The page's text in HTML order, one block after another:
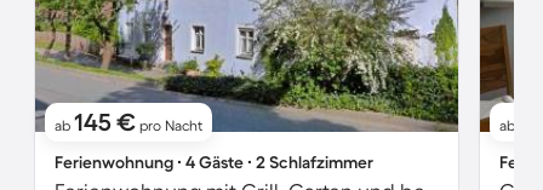
ab 145 € pro Nacht
Ferienwohnung ∙ 4 Gäste ∙ 2 Schlafzimmer
ab